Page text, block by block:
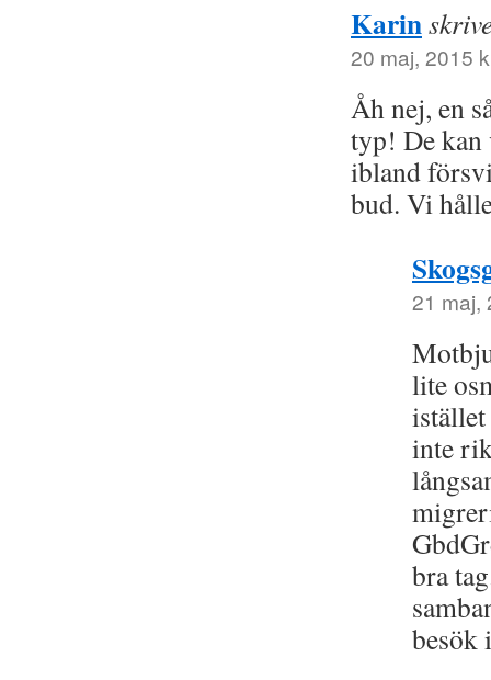
Karin
20 maj, 2015
Åh nej, en
typ! De kan
ibland
bud. Vi
21 maj,
lite
inte
bra
besök